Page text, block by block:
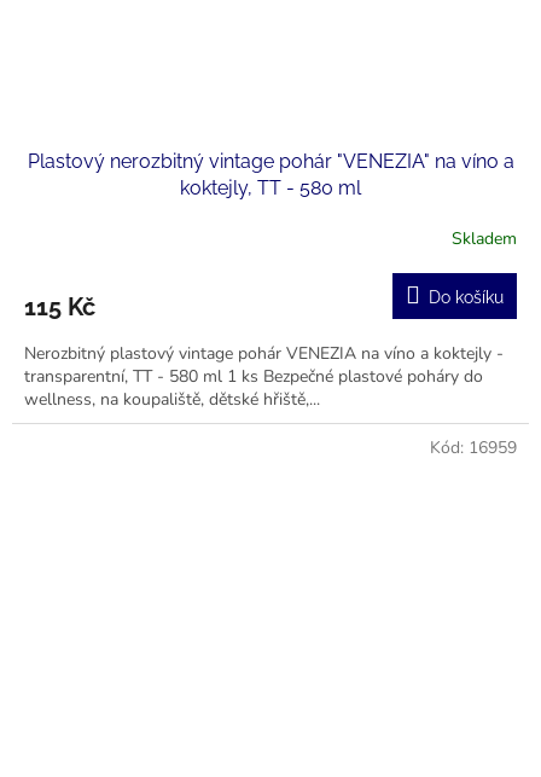
Plastový nerozbitný vintage pohár "VENEZIA" na víno a
koktejly, TT - 580 ml
Skladem
115 Kč Do košíku
Nerozbitný plastový vintage pohár VENEZIA na víno a koktejly -
transparentní, TT - 580 ml 1 ks Bezpečné plastové poháry do
wellness, na koupaliště, dětské hřiště,...
Kód: 16959